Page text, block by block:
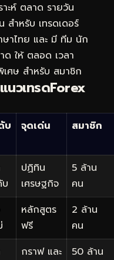
ะห์ ตลาด รายวัน
สำหรับ เทรดเดอร์
าไทย และ มี ทีม นัก
ด ให้ ตลอด เวลา
เศษ สำหรับ สมาชิก
นวเทรดForex
บ จุดเด่น สมาชิก
บ
ปฏิทิน
เศรษฐกิจ
5 ล้าน
คน
หลักสูตร
ฟรี
2 ล้าน
คน
กราฟ และ
50 ล้าน